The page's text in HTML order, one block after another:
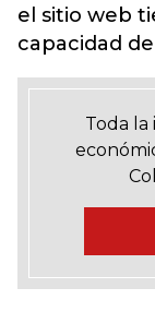
el sitio web
capacidad
Toda